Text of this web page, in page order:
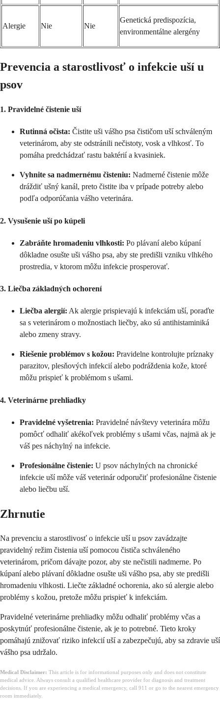
Alergie Nie Nie
Genetická predispozícia,
environmentálne alergény
Prevencia a starostlivosť o infekcie uší u
psov
1. Pravidelné čistenie uší
Rutinná očista: Čistite uši vášho psa čističom uší schváleným
veterinárom, aby ste odstránili nečistoty, vosk a vlhkosť. To
pomáha predchádzať rastu baktérií a kvasiniek.
Vyhnite sa nadmernému čisteniu: Nadmerné čistenie môže
dráždiť ušný kanál, preto čistite iba v prípade potreby alebo
podľa odporúčania vášho veterinára.
2. Vysušenie uší po kúpeli
Zabráňte hromadeniu vlhkosti: Po plávaní alebo kúpaní
dôkladne osušte uši vášho psa, aby ste predišli vzniku vlhkého
prostredia, v ktorom môžu infekcie prosperovať.
3. Liečba základných ochorení
Liečba alergií: Ak alergie prispievajú k infekciám uší, poraďte
sa s veterinárom o možnostiach liečby, ako sú antihistaminiká
alebo zmeny stravy.
Riešenie problémov s kožou: Pravidelne kontrolujte príznaky
parazitov, plesňových infekcií alebo podráždenia kože, ktoré
môžu prispieť k problémom s ušami.
4. Veterinárne prehliadky
Pravidelné vyšetrenia: Pravidelné návštevy veterinára môžu
pomôcť odhaliť akékoľvek problémy s ušami včas, najmä ak je
váš pes náchylný na infekcie.
Profesionálne čistenie: U psov náchylných na chronické
infekcie uší môže váš veterinár odporučiť profesionálne čistenie
alebo liečbu uší.
Zhrnutie
Na prevenciu a starostlivosť o infekcie uší u psov zavádzajte
pravidelný režim čistenia uší pomocou čističa schváleného
veterinárom, pričom dávajte pozor, aby ste nečistili nadmerne. Po
kúpaní alebo plávaní dôkladne osušte uši vášho psa, aby ste predišli
hromadeniu vlhkosti. Liečte základné ochorenia, ako sú alergie alebo
problémy s kožou, pretože môžu prispieť k infekciám.
Pravidelné veterinárne prehliadky môžu odhaliť problémy včas a
poskytnúť profesionálne čistenie, ak je to potrebné. Tieto kroky
pomáhajú znižovať riziko infekcií uší a zabezpečujú, aby sa zdravie uší
vášho psa udržalo.
Medical Disclaimer: This article is for informational purposes only and does not constitute
medical advice. Always consult a qualified healthcare provider for diagnosis and treatment
decisions. If you are experiencing a medical emergency, call 911 or go to the nearest emergency
room immediately.